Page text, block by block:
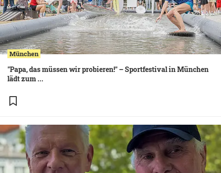
München
"Papa, das müssen wir probieren!" – Sportfestival in München
lädt zum ...